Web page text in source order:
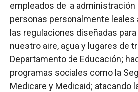
empleados de la administración
personas personalmente leales
las regulaciones diseñadas
nuestro aire, agua y lugares de
Departamento de Educación;
programas sociales como la
Medicare y Medicaid; atacando